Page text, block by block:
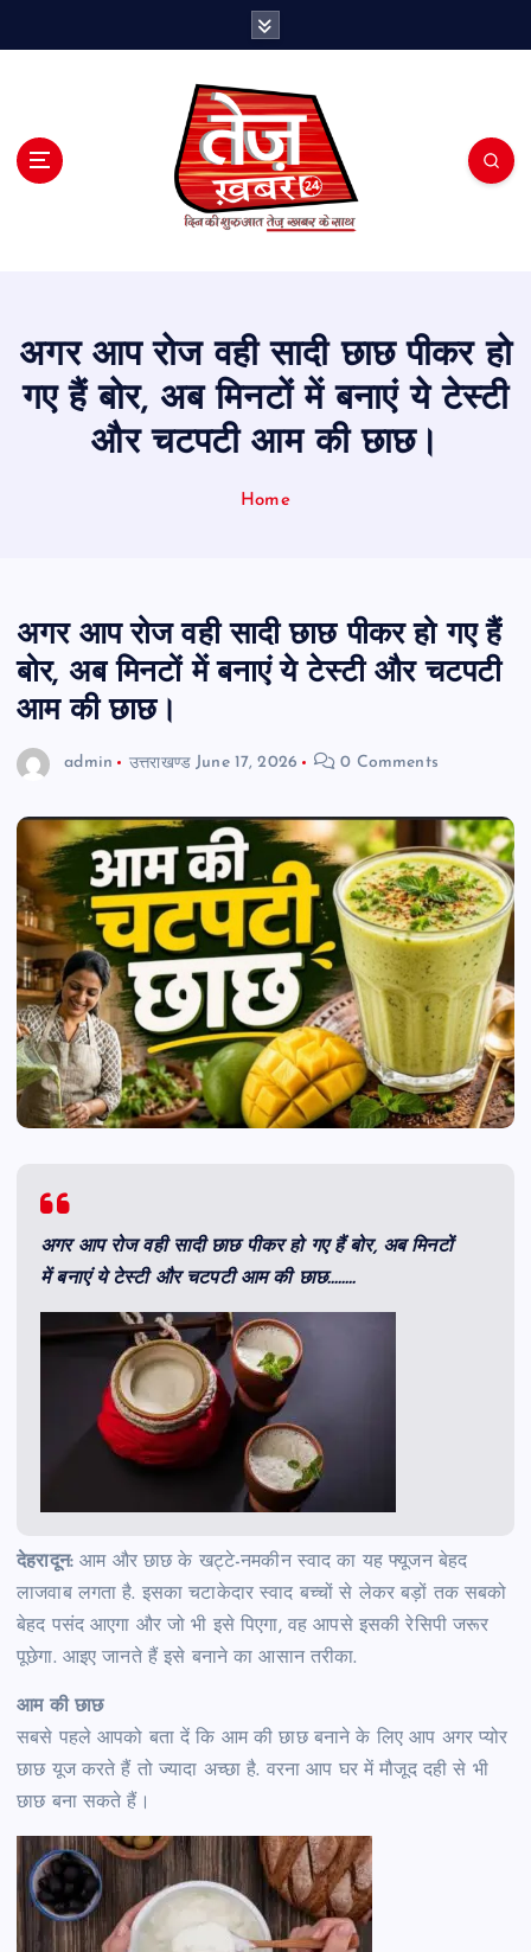
अगर आप रोज वही सादी छाछ पीकर हो
गए हैं बोर, अब मिनटों में बनाएं ये टेस्टी
और चटपटी आम की छाछ।
Home
अगर आप रोज वही सादी छाछ पीकर हो गए हैं
बोर, अब मिनटों में बनाएं ये टेस्टी और चटपटी
आम की छाछ।
admin उत्तराखण्ड June 17, 2026 0 Comments
अगर आप रोज वही सादी छाछ पीकर हो गए हैं बोर, अब मिनटों
में बनाएं ये टेस्टी और चटपटी आम की छाछ……..
देहरादून:आम और छाछ के खट्टे-नमकीन स्वाद का यह फ्यूजन बेहद
लाजवाब लगता है. इसका चटाकेदार स्वाद बच्चों से लेकर बड़ों तक सबको
बेहद पसंद आएगा और जो भी इसे पिएगा, वह आपसे इसकी रेसिपी जरूर
पूछेगा. आइए जानते हैं इसे बनाने का आसान तरीका.
आम की छाछ
सबसे पहले आपको बता दें कि आम की छाछ बनाने के लिए आप अगर प्योर
छाछ यूज करते हैं तो ज्यादा अच्छा है. वरना आप घर में मौजूद दही से भी
छाछ बना सकते हैं।